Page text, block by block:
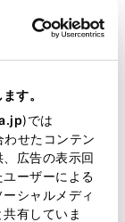
す。
)では
せたコンテン
広告の表示回
ーザーによる
シャルメディ
有していま
装備説明/用語解説